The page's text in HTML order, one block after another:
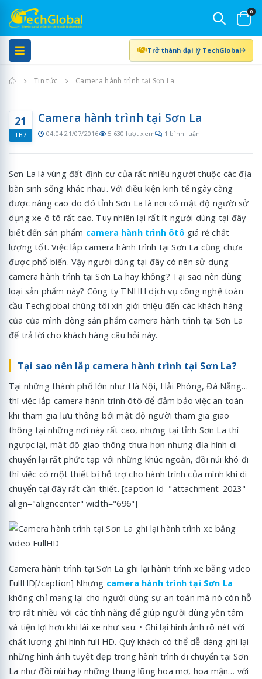
0
Trở thành đại lý TechGlobal
Trang chủ
Tin tức Camera hành trình tại Sơn La
21
TH7
Camera hành trình tại Sơn La
04:04 21/07/2016 5.630 lượt xem 1 bình luận
Sơn La là vùng đất định cư của rất nhiều người thuộc các địa
bàn sinh sống khác nhau. Với điều kiện kinh tế ngày càng
được nâng cao do đó tỉnh Sơn La là nơi có mật độ người sử
dụng xe ô tô rất cao. Tuy nhiên lại rất ít người dùng tại đây
biết đến sản phẩm camera hành trình ôtô giá rẻ chất
lượng tốt. Việc lắp camera hành trình tại Sơn La cũng chưa
được phổ biến. Vậy người dùng tại đây có nên sử dụng
camera hành trình tại Sơn La hay không? Tại sao nên dùng
loại sản phẩm này? Công ty TNHH dịch vụ công nghệ toàn
cầu Techglobal chúng tôi xin giới thiệu đến các khách hàng
của của mình dòng sản phẩm camera hành trình tại Sơn La
để trả lời cho khách hàng câu hỏi này.
Tại sao nên lắp camera hành trình tại Sơn La?
Tại những thành phố lớn như Hà Nội, Hải Phòng, Đà Nẵng…
thì việc lắp camera hành trình ôtô để đảm bảo việc an toàn
khi tham gia lưu thông bởi mật độ người tham gia giao
thông tại những nơi này rất cao, nhưng tại tỉnh Sơn La thì
ngược lại, mật độ giao thông thưa hơn nhưng địa hình di
chuyển lại rất phức tạp với những khúc ngoằn, đồi núi khó đi
thì việc có một thiết bị hỗ trợ cho hành trình của mình khi di
chuyển tại đây rất cần thiết. [caption id="attachment_2023"
align="aligncenter" width="696"]
Camera hành trình tại Sơn La ghi lại hành trình xe bằng video
FullHD[/caption] Nhưng camera hành trình tại Sơn La
không chỉ mang lại cho người dùng sự an toàn mà nó còn hỗ
trợ rất nhiều với các tính năng để giúp người dùng yên tâm
và tiện lợi hơn khi lái xe như sau: • Ghi lại hình ảnh rõ nét với
chất lượng ghi hình full HD. Quý khách có thể dễ dàng ghi lại
những hình ảnh tuyệt đẹp trong hành trình di chuyển tại Sơn
La như đồi núi hay những thung lũng hoa mơ, hoa mận… với